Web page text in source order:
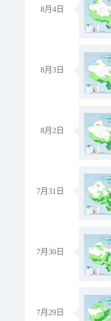
8月4日
8月3日
8月2日
7月31日
7月30日
7月29日